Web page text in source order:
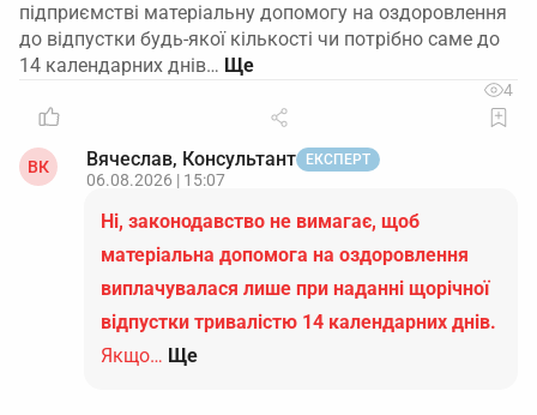
підприємстві матеріальну допомогу на оздоровлення
до відпустки будь-якої кількості чи потрібно саме до
14 календарних днів…
4
ВК Вячеслав, Консультант ЕКСПЕРТ
06.08.2026 | 15:07
Ні, законодавство не вимагає, щоб
матеріальна допомога на оздоровлення
виплачувалася лише при наданні щорічної
відпустки тривалістю 14 календарних днів.
Якщо… Ще